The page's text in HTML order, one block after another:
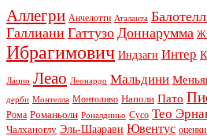
Аллегри Анчелотти Аталанта
Галлиани Гаттузо Доннарумма
Ибрагимович Индзаги Интер
Лацио Леао Леонардо Мальдини
дерби Монтелла Монтоливо Наполи Пато
Рома Романьоли Роналдиньо Сусо Тео
Чалханоглу Эль-Шаарави Ювентус